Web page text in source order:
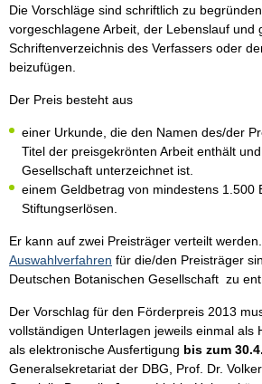
Die Vorschläge sind schriftlich zu
vorgeschlagene Arbeit, der Lebenslauf und
Schriftenverzeichnis des Verfassers oder
beizufügen.
Der Preis besteht aus
einer Urkunde, die den Namen des/der
Titel der preisgekrönten Arbeit enthält
Gesellschaft unterzeichnet ist.
einem Geldbetrag von mindestens 1.500
Stiftungserlösen.
Er kann auf zwei Preisträger verteilt werden.
Auswahlverfahren für die/den Preisträger
Deutschen Botanischen Gesellschaft zu
Der Vorschlag für den Förderpreis 2013
vollständigen Unterlagen jeweils einmal als
als elektronische Ausfertigung bis zum
Generalsekretariat der DBG, Prof. Dr.